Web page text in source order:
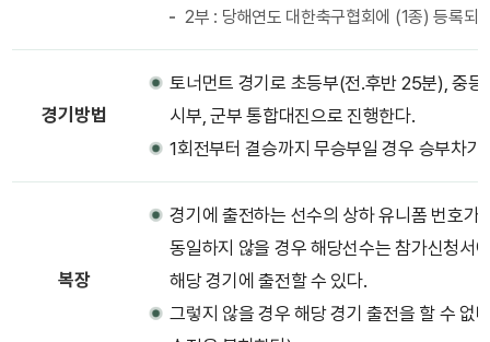
2부 : 당해연도 대한축구협회에 (1종) 등록되
경기방법
토너먼트 경기로 초등부(전․후반 25분), 중
시부, 군부 통합대진으로 진행한다.
1회전부터 결승까지 무승부일 경우 승부차기
복장
경기에 출전하는 선수의 상하 유니폼 번호
동일하지 않을 경우 해당선수는 참가신청서
해당 경기에 출전할 수 있다.
그렇지 않을 경우 해당 경기 출전을 할 수 없